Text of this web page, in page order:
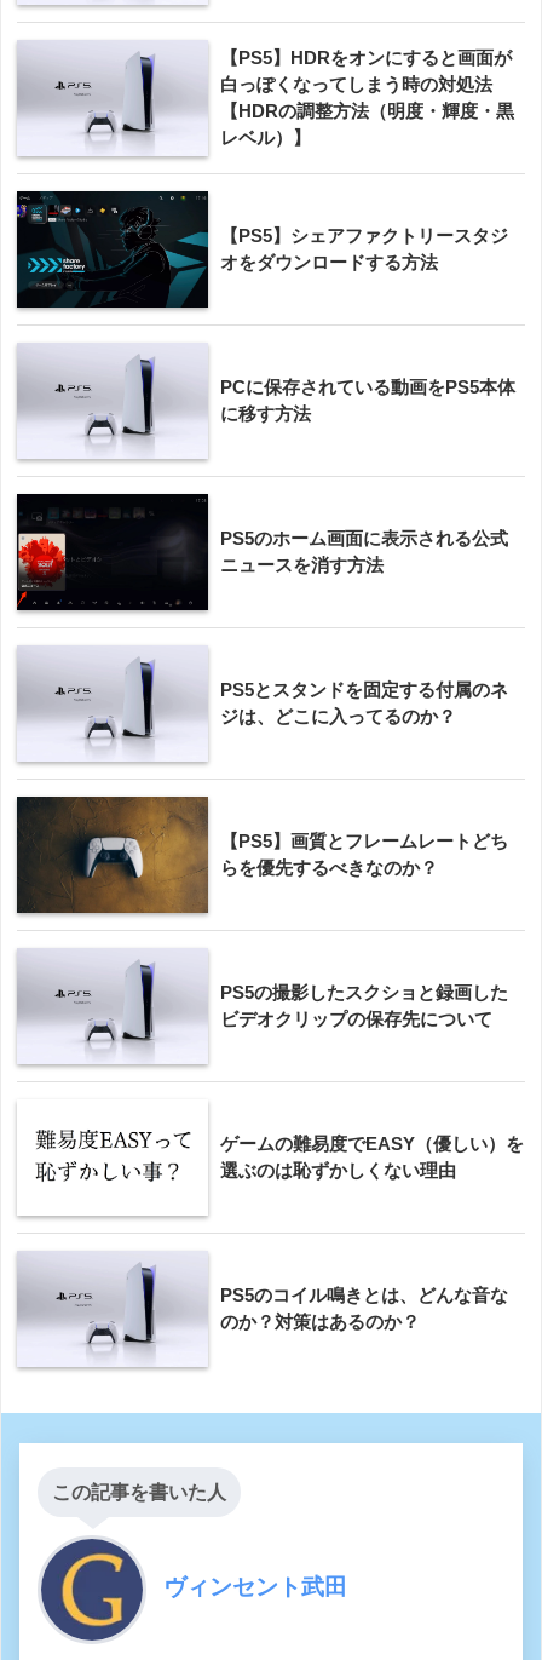
【PS5】HDRをオンにすると画面が
白っぽくなってしまう時の対処法
【HDRの調整方法（明度・輝度・黒
レベル）】
【PS5】シェアファクトリースタジ
オをダウンロードする方法
PCに保存されている動画をPS5本体
に移す方法
PS5のホーム画面に表示される公式
ニュースを消す方法
PS5とスタンドを固定する付属のネ
ジは、どこに入ってるのか？
【PS5】画質とフレームレートどち
らを優先するべきなのか？
PS5の撮影したスクショと録画した
ビデオクリップの保存先について
ゲームの難易度でEASY（優しい）を
選ぶのは恥ずかしくない理由
PS5のコイル鳴きとは、どんな音な
のか？対策はあるのか？
この記事を書いた人
ヴィンセント武田